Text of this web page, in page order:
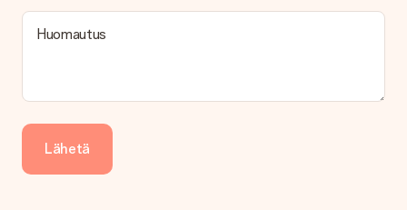
Kuinka voin maksaa tilaukseni?
Tarjoamme seuraavat maksutavat: iDeal, Paypal, luottokortti,
Saapunut lahja
Entä jos lahja ei ole täysin mieleeni?
Olemme syvästi pahoillamme, että lahjasi ei ole sinun mielesi
Huomautus
Lähetä